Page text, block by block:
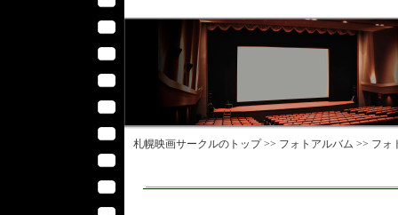
札幌映画サークルのトップ >> フォトアルバム >> フォ